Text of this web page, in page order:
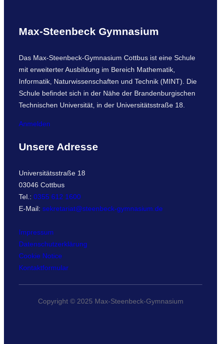
Max-Steenbeck Gymnasium
Das Max-Steenbeck-Gymnasium Cottbus ist eine Schule
mit erweiterter Ausbildung im Bereich Mathematik,
Informatik, Naturwissenschaften und Technik (MINT). Die
Schule befindet sich in der Nähe der Brandenburgischen
Technischen Universität, in der Universitätsstraße 18.
Anmelden
Unsere Adresse
Universitätsstraße 18
03046 Cottbus
Tel.: 0355 612 1600
E-Mail: sekretariat@steenbeck-gymnasium.de
Impressum
Datenschutzerklärung
Cookie Notice
Kontaktformular
Copyright © 2025 Max-Steenbeck-Gymnasium